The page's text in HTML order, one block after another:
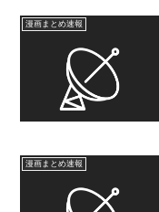
漫画まとめ速報
漫画まとめ速報